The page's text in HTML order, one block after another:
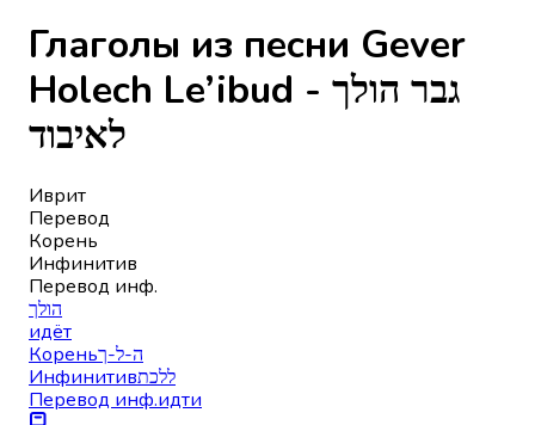
Глаголы из песни Gever
Holech Le’ibud - גבר הולך
לאיבוד
Иврит
Перевод
Корень
Инфинитив
Перевод инф.
הולך
идёт
Кореньה-ל-ך
Инфинитивללכת
Перевод инф.идти